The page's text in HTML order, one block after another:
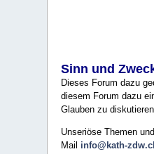
Sinn und
Dieses Forum dazu
diesem Forum dazu
Glauben zu
Unseriöse Themen
Mail info@kath-